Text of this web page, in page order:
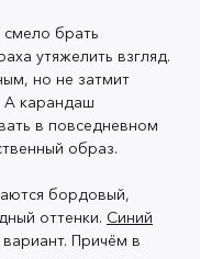
. Он классно
глаз.
стоит опасаться
а это
возраста.
коричневый, как
брать
утяжелить взгляд.
но не затмит
А карандаш
в повседневном
образ.
бордовый,
оттенки. Синий
вариант. Причём в